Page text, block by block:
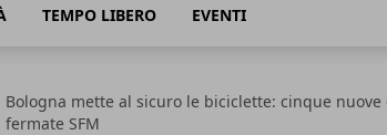
TEMPO LIBERO EVENTI
Bologna mette al sicuro le biciclette: cinque
fermate SFM